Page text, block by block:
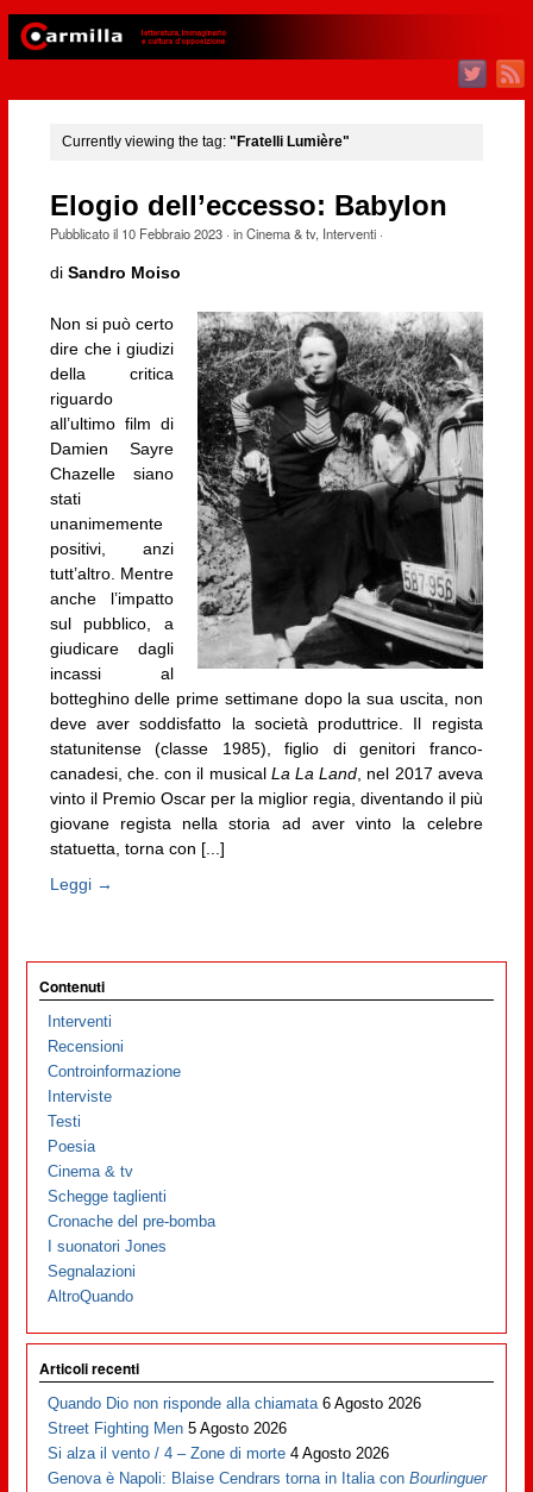
Currently viewing the tag: "Fratelli Lumière"
Elogio dell’eccesso: Babylon
Pubblicato il 10 Febbraio 2023· inCinema & tv, Interventi·
di Sandro Moiso
Non si può certo
dire che i giudizi
della critica
riguardo
all’ultimo film di
Damien Sayre
Chazelle siano
stati
unanimemente
positivi, anzi
tutt’altro. Mentre
anche l’impatto
sul pubblico, a
giudicare dagli
incassi al
botteghino delle prime settimane dopo la sua uscita, non
deve aver soddisfatto la società produttrice. Il regista
statunitense (classe 1985), figlio di genitori franco-
canadesi, che. con il musical La La Land, nel 2017 aveva
vinto il Premio Oscar per la miglior regia, diventando il più
giovane regista nella storia ad aver vinto la celebre
statuetta, torna con [...]
Leggi →
Contenuti
Interventi
Recensioni
Controinformazione
Interviste
Testi
Poesia
Cinema & tv
Schegge taglienti
Cronache del pre-bomba
I suonatori Jones
Segnalazioni
AltroQuando
Articoli recenti
Quando Dio non risponde alla chiamata 6 Agosto 2026
Street Fighting Men 5 Agosto 2026
Si alza il vento / 4 – Zone di morte 4 Agosto 2026
Genova è Napoli: Blaise Cendrars torna in Italia conBourlinguer